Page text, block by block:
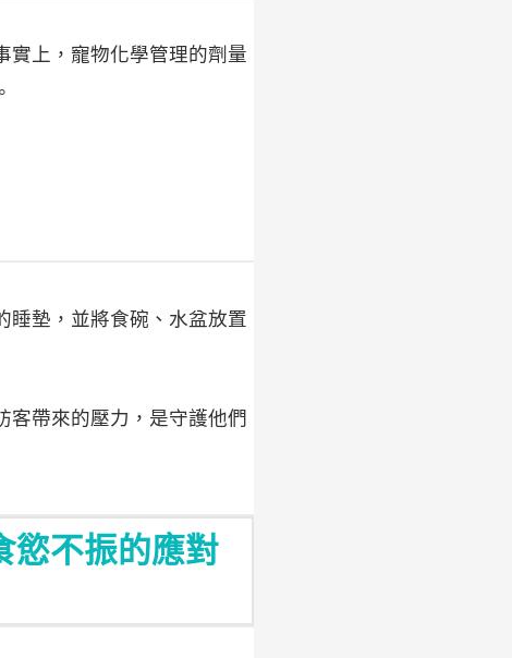
實上，寵物化學管理的劑量
睡墊，並將食碗、水盆放置
客帶來的壓力，是守護他們
慾不振的應對